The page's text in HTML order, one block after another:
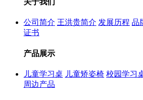
关于我们
公司简介 王洪贵简介 发展历程 品
证书
产品展示
儿童学习桌 儿童矫姿椅 校园学习
周边产品